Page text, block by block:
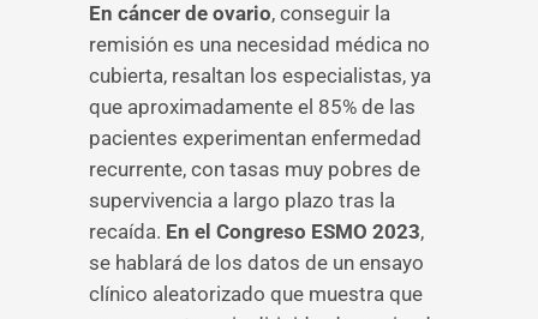
En cáncer de ovario, conseguir la
remisión es una necesidad médica no
cubierta, resaltan los especialistas, ya
que aproximadamente el 85% de las
pacientes experimentan enfermedad
recurrente, con tasas muy pobres de
supervivencia a largo plazo tras la
recaída. En el Congreso ESMO 2023,
se hablará de los datos de un ensayo
clínico aleatorizado que muestra que